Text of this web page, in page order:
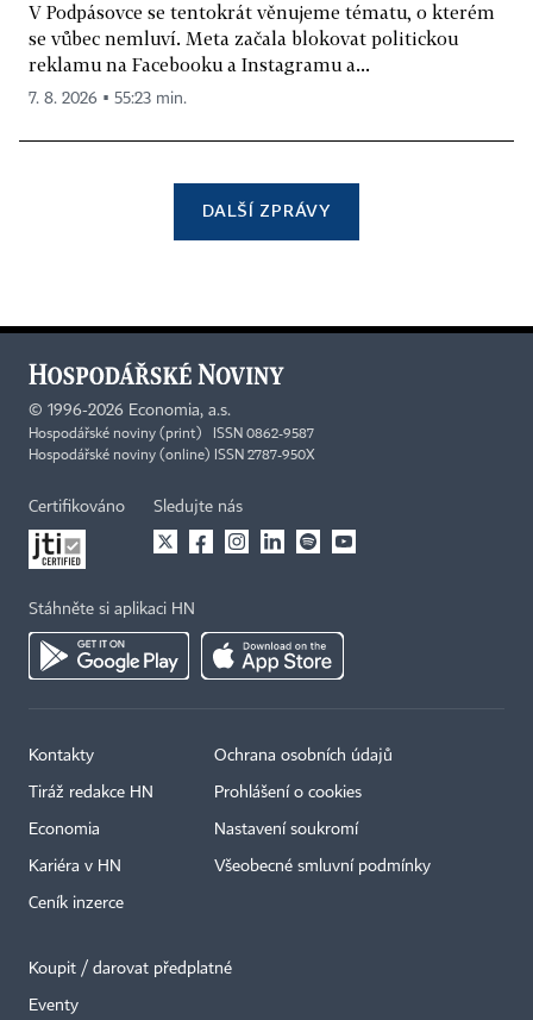
V Podpásovce se tentokrát věnujeme tématu, o kterém
se vůbec nemluví. Meta začala blokovat politickou
reklamu na Facebooku a Instagramu a...
7. 8. 2026 ▪ 55:23 min.
DALŠÍ ZPRÁVY
© 1996-2026 Economia, a.s.
Hospodářské noviny (print) ISSN 0862-9587
Hospodářské noviny (online) ISSN 2787-950X
Certifikováno Sledujte nás
Stáhněte si aplikaci HN
Kontakty
Tiráž redakce HN
Economia
Kariéra v HN
Ceník inzerce
Ochrana osobních údajů
Prohlášení o cookies
Nastavení soukromí
Všeobecné smluvní podmínky
Koupit / darovat předplatné
Eventy